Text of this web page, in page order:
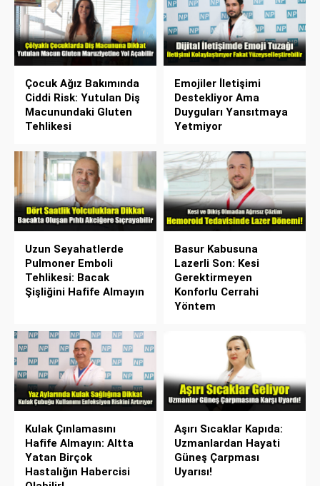
Çocuk Ağız Bakımında
Ciddi Risk: Yutulan Diş
Macunundaki Gluten
Tehlikesi
Emojiler İletişimi
Destekliyor Ama
Duyguları Yansıtmaya
Yetmiyor
Uzun Seyahatlerde
Pulmoner Emboli
Tehlikesi: Bacak
Şişliğini Hafife Almayın
Basur Kabusuna
Lazerli Son: Kesi
Gerektirmeyen
Konforlu Cerrahi
Yöntem
Kulak Çınlamasını
Hafife Almayın: Altta
Yatan Birçok
Hastalığın Habercisi
Aşırı Sıcaklar Kapıda:
Uzmanlardan Hayati
Güneş Çarpması
Uyarısı!